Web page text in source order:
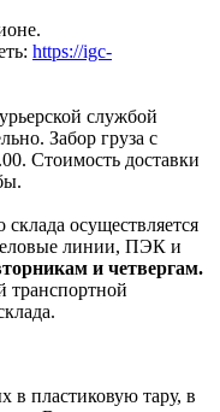
https://igc-
службой
Забор груза с
Стоимость доставки
склада осуществляется
линии, ПЭК и
и четвергам.
транспортной
в пластиковую тару, в